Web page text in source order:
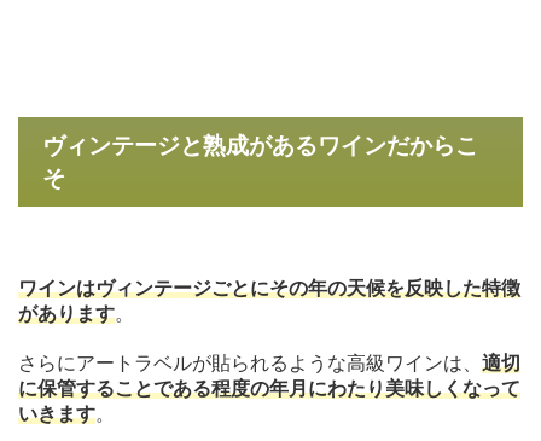
ヴィンテージと熟成があるワインだからこ
そ
ワインはヴィンテージごとにその年の天候を反映した特徴
があります。
さらにアートラベルが貼られるような高級ワインは、 適切
に保管することである程度の年月にわたり美味しくなって
いきます。